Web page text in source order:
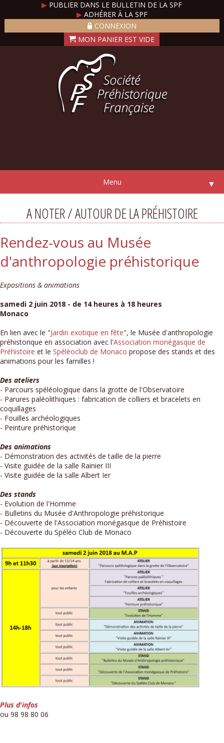
▶ PUBLIER DANS LE BULLETIN DE LA SPF
▶ADHÉRER À LA SPF
CONNEXION
Menu ▼
A NOTER / AUTOUR DE LA PRÉHISTOIRE
Rendez-vous au Musée
d'anthropologie préhistorique
Expositions & animations
samedi 2 juin 2018 - de 14 heures à 18 heures
Monaco
En lien avec le "Jardin exotique en fête", le Musée d'anthropologie
préhistorique en association avec l'Association monégasque de
Préhistoire et le Spéléoclub de Monaco propose des stands et des
animations pour les familles !
Des ateliers
- Parcours spéléologique dans la grotte de l'Observatoire
- Parures paléolithiques : fabrication de colliers et bracelets en
coquillages
- Fouilles archéologiques
- Peinture préhistorique
Des animations
- Démonstration des activités de taille de la pierre
- Visite guidée de la salle Rainier III
- Visite guidée de la salle Albert Ier
Des stands
- Evolution de l'Homme
- Bulletins du Musée d'Anthropologie préhistorique
- Découverte de l'Association monégasque de Préhistoire
- Découverte du Spéléo Club de Monaco
Plus d'infos
ou 98 98 80 06